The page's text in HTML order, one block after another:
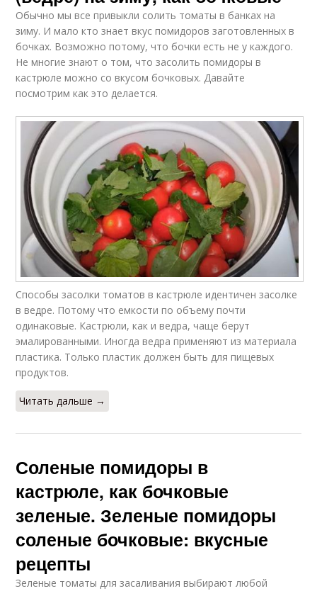
Обычно мы все привыкли солить томаты в банках на
зиму. И мало кто знает вкус помидоров заготовленных в
бочках. Возможно потому, что бочки есть не у каждого.
Не многие знают о том, что засолить помидоры в
кастрюле можно со вкусом бочковых. Давайте
посмотрим как это делается.
Способы засолки томатов в кастрюле идентичен засолке
в ведре. Потому что емкости по объему почти
одинаковые. Кастрюли, как и ведра, чаще берут
эмалированными. Иногда ведра применяют из материала
пластика. Только пластик должен быть для пищевых
продуктов.
Читать дальше →
Соленые помидоры в
кастрюле, как бочковые
зеленые. Зеленые помидоры
соленые бочковые: вкусные
рецепты
Зеленые томаты для засаливания выбирают любой